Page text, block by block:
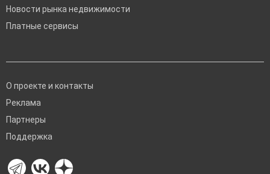
Новости рынка недвижимости
Платные сервисы
О проекте и контакты
Реклама
Партнеры
Поддержка